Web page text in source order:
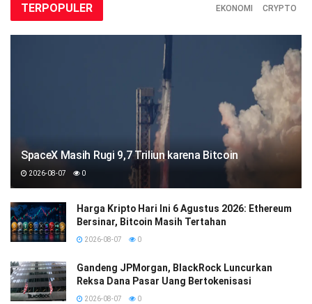
TERPOPULER EKONOMI CRYPTO
SpaceX Masih Rugi 9,7 Triliun karena Bitcoin
2026-08-07 0
Harga Kripto Hari Ini 6 Agustus 2026: Ethereum
Bersinar, Bitcoin Masih Tertahan
2026-08-07 0
Gandeng JPMorgan, BlackRock Luncurkan
Reksa Dana Pasar Uang Bertokenisasi
2026-08-07 0